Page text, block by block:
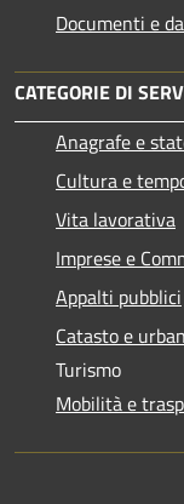
Documenti e
CATEGORIE DI
Anagrafe e
Cultura e
Vita lavorativa
Imprese e
Appalti pubblici
Catasto e
Turismo
Mobilità e